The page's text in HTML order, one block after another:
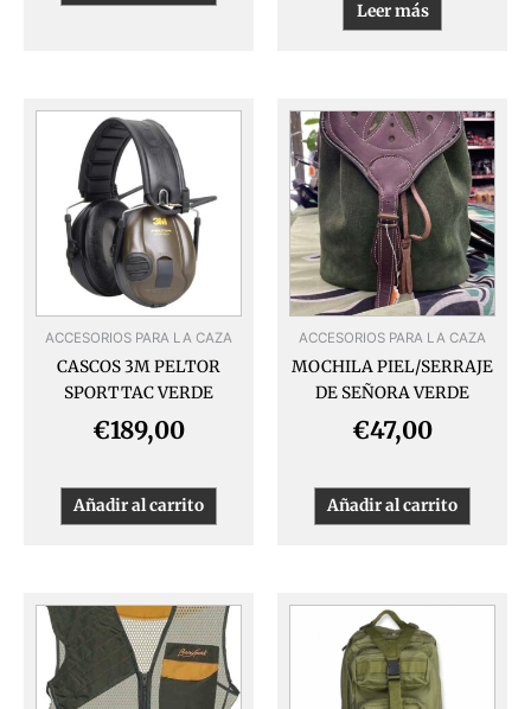
Leer más
ACCESORIOS PARA LA CAZA
CASCOS 3M PELTOR
SPORTTAC VERDE
€189,00
Añadir al carrito
ACCESORIOS PARA LA CAZA
MOCHILA PIEL/SERRAJE
DE SEÑORA VERDE
€47,00
Añadir al carrito
Este
múltiples